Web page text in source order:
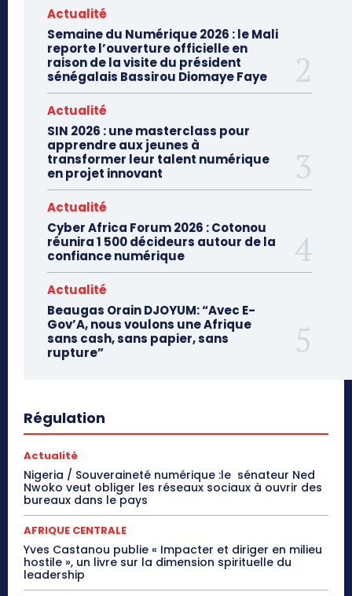
Actualité
Semaine du Numérique 2026 : le Mali
reporte l’ouverture officielle en
raison de la visite du président
sénégalais Bassirou Diomaye Faye
Actualité
SIN 2026 : une masterclass pour
apprendre aux jeunes à
transformer leur talent numérique
en projet innovant
Actualité
Cyber Africa Forum 2026 : Cotonou
réunira 1 500 décideurs autour de la
confiance numérique
Actualité
Beaugas Orain DJOYUM: “Avec E-
Gov’A, nous voulons une Afrique
sans cash, sans papier, sans
rupture”
Régulation
Actualité
Nigeria / Souveraineté numérique :le sénateur Ned
Nwoko veut obliger les réseaux sociaux à ouvrir des
bureaux dans le pays
AFRIQUE CENTRALE
Yves Castanou publie « Impacter et diriger en milieu
hostile », un livre sur la dimension spirituelle du
leadership